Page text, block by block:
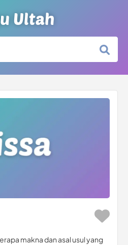
Ultah
makna dan asal usul yang